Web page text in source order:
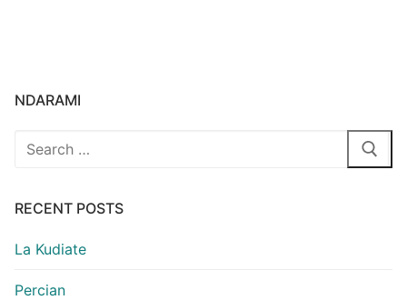
NDARAMI
Search
RECENT POSTS
La Kudiate
Percian